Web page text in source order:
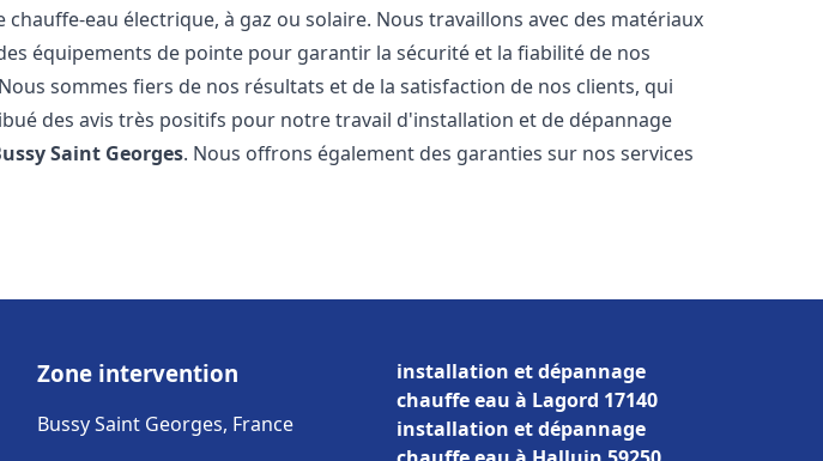
chauffe-eau électrique, à gaz ou solaire. Nous travaillons avec des matériaux
équipements de pointe pour garantir la sécurité et la fiabilité de nos
sommes fiers de nos résultats et de la satisfaction de nos clients, qui
des avis très positifs pour notre travail d'installation et de dépannage
Saint Georges. Nous offrons également des garanties sur nos services
Zone intervention
Bussy Saint Georges, France
installation et dépannage
chauffe eau à Lagord 17140
installation et dépannage